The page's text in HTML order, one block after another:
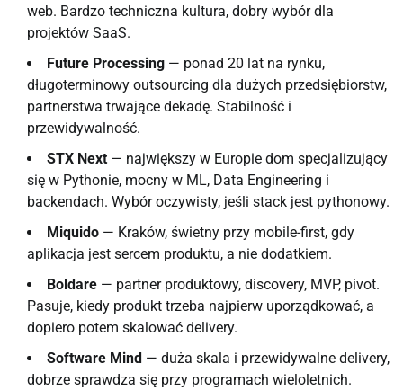
web. Bardzo techniczna kultura, dobry wybór dla
projektów SaaS.
Future Processing — ponad 20 lat na rynku,
długoterminowy outsourcing dla dużych przedsiębiorstw,
partnerstwa trwające dekadę. Stabilność i
przewidywalność.
STX Next — największy w Europie dom specjalizujący
się w Pythonie, mocny w ML, Data Engineering i
backendach. Wybór oczywisty, jeśli stack jest pythonowy.
Miquido — Kraków, świetny przy mobile-first, gdy
aplikacja jest sercem produktu, a nie dodatkiem.
Boldare — partner produktowy, discovery, MVP, pivot.
Pasuje, kiedy produkt trzeba najpierw uporządkować, a
dopiero potem skalować delivery.
Software Mind — duża skala i przewidywalne delivery,
dobrze sprawdza się przy programach wieloletnich.